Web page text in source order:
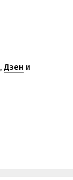
,Дзен и